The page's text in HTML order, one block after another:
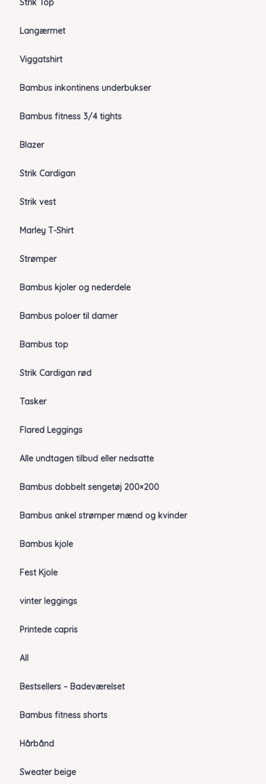
Strik Top
Langærmet
Viggatshirt
Bambus inkontinens underbukser
Bambus fitness 3/4 tights
Blazer
Strik Cardigan
Strik vest
Marley T-Shirt
Strømper
Bambus kjoler og nederdele
Bambus poloer til damer
Bambus top
Strik Cardigan rød
Tasker
Flared Leggings
Alle undtagen tilbud eller nedsatte
Bambus dobbelt sengetøj 200×200
Bambus ankel strømper mænd og kvinder
Bambus kjole
Fest Kjole
vinter leggings
Printede capris
All
Bestsellers – Badeværelset
Bambus fitness shorts
Hårbånd
Sweater beige